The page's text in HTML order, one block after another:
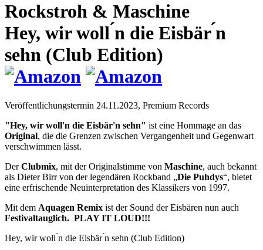
Rockstroh & Maschine
Hey, wir woll ́n die Eisbär ́n
sehn (Club Edition)
Veröffentlichungstermin 24.11.2023, Premium Records
"Hey, wir woll'n die Eisbär'n sehn" ist eine Hommage an das
Original, die die Grenzen zwischen Vergangenheit und Gegenwart
verschwimmen lässt.
DerClubmix, mit der Originalstimme von Maschine, auch bekannt
als Dieter Birr von der legendären Rockband „Die Puhdys“, bietet
eine erfrischende Neuinterpretation des Klassikers von 1997.
Mit dem Aquagen Remix ist der Sound der Eisbären nun auch
Festivaltauglich. PLAY IT LOUD!!!
Hey, wir woll ́n die Eisbär ́n sehn (Club Edition)